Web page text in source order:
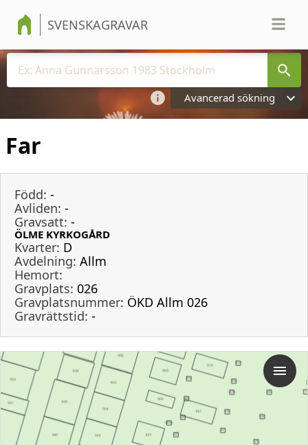
SVENSKAGRAVAR
Avancerad sökning
Far
Född: -
Avliden: -
Gravsatt: -
ÖLME KYRKOGÅRD
Kvarter: D
Avdelning: Allm
Hemort:
Gravplats: 026
Gravplatsnummer: ÖKD Allm 026
Gravrättstid: -